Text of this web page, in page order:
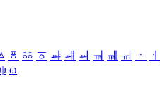
ㆄ ㆅ ㆆ ㆇ ㆈ ㆉ ㆊ ㆋ ㆌ ㆍ
ㆎ
ψ ω